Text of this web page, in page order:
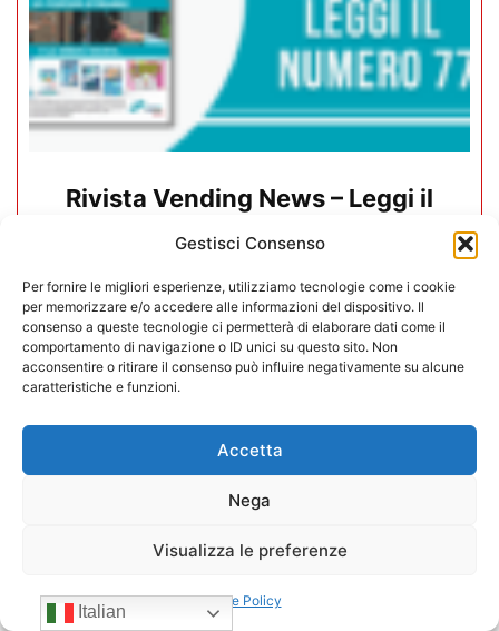
Gestisci Consenso
Per fornire le migliori esperienze, utilizziamo tecnologie come i cookie
per memorizzare e/o accedere alle informazioni del dispositivo. Il
consenso a queste tecnologie ci permetterà di elaborare dati come il
comportamento di navigazione o ID unici su questo sito. Non
acconsentire o ritirare il consenso può influire negativamente su alcune
caratteristiche e funzioni.
Accetta
Nega
Visualizza le preferenze
Cookie Policy
Rivista Vending News – Leggi il
numero 77
18/07/2025
Italian